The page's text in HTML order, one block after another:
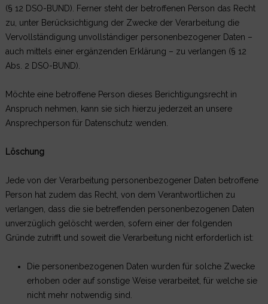
(§ 12 DSO-BUND). Ferner steht der betroffenen Person das Recht
zu, unter Berücksichtigung der Zwecke der Verarbeitung die
Vervollständigung unvollständiger personenbezogener Daten –
auch mittels einer ergänzenden Erklärung – zu verlangen (§ 12
Abs. 2 DSO-BUND).
Möchte eine betroffene Person dieses Berichtigungsrecht in
Anspruch nehmen, kann sie sich hierzu jederzeit an unsere
Ansprechperson für Datenschutz wenden.
Löschung
Jede von der Verarbeitung personenbezogener Daten betroffene
Person hat zudem das Recht, von dem Verantwortlichen zu
verlangen, dass die sie betreffenden personenbezogenen Daten
unverzüglich gelöscht werden, sofern einer der folgenden
Gründe zutrifft und soweit die Verarbeitung nicht erforderlich ist:
Die personenbezogenen Daten wurden für solche Zwecke
erhoben oder auf sonstige Weise verarbeitet, für welche sie
nicht mehr notwendig sind.